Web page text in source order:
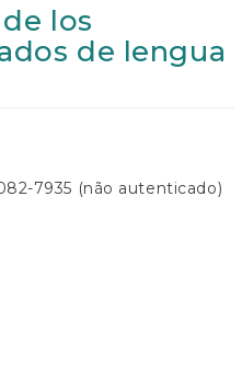
los
de lengua
7935 (não autenticado)